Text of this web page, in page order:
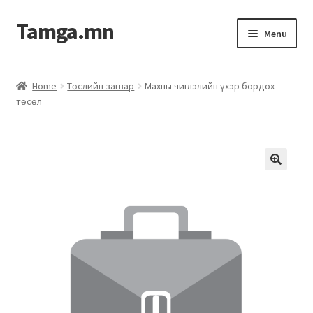
Tamga.mn Menu
ХАБЭА-н багц
Компанийн удирдлагын бичиг баримт
Home Төслийн загвар
Махны чиглэлийн үхэр бордох
төсөл